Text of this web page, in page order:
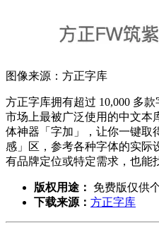
图像来源：方正字库
方正字库拥有超过 10,000 多
市场上最被广泛使用的中文本
体神器「字加」，让你一键取
感」区，参考各种字体的实际
有品牌定位或特定需求，也能
版权用途：
免费版仅供
下载来源： 方正字库